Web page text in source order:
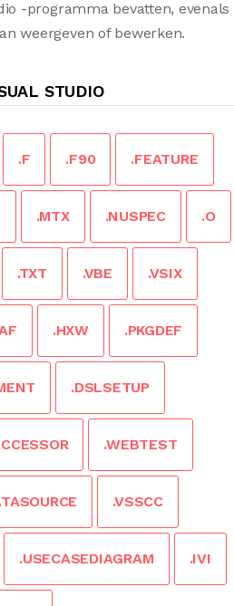
-programma bevatten, evenals
weergeven of bewerken.
STUDIO
.F .F90 .FEATURE
.MTX .NUSPEC .O
.TXT .VBE .VSIX
.HXW .PKGDEF
.DSLSETUP
.WEBTEST
.VSSCC
.USECASEDIAGRAM .IVI